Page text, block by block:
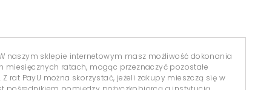
naszym sklepie internetowym masz możliwość dokonania
miesięcznych ratach, mogąc przeznaczyć pozostałe
rat PayU można skorzystać, jeżeli zakupy mieszczą się w